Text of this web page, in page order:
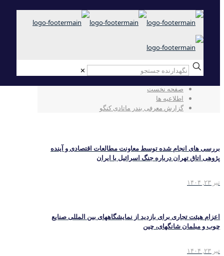
✕
گزارش معرفی بندر ماتادی کنگو
صفحه نخست
اطلاعیه ها
گزارش معرفی بندر ماتادی کنگو
بررسی های انجام شده توسط معاونت مطالعات اقتصادی و آینده
پژوهی اتاق تهران درباره جنگ اسرائیل با ایران
تیر ۲۳, ۱۴۰۴
اعزام هیئت تجاری برای بازدید از نمایشگاههای بین المللی صنایع
چوب و مبلمان شانگهای، چین
تیر ۲۳, ۱۴۰۴